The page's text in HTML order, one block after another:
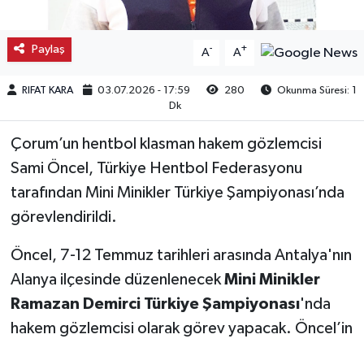
Paylaş A- A+
RIFAT KARA 03.07.2026 - 17:59 280
Okunma Süresi: 1
Dk
Çorum’un hentbol klasman hakem gözlemcisi
Sami Öncel, Türkiye Hentbol Federasyonu
tarafından Mini Minikler Türkiye Şampiyonası’nda
görevlendirildi.
Öncel, 7-12 Temmuz tarihleri arasında Antalya'nın
Alanya ilçesinde düzenlenecek Mini Minikler
Ramazan Demirci Türkiye Şampiyonası'nda
hakem gözlemcisi olarak görev yapacak. Öncel’in
Oğuzlar
Ortaköy
Sungurlu
Uğurludağ